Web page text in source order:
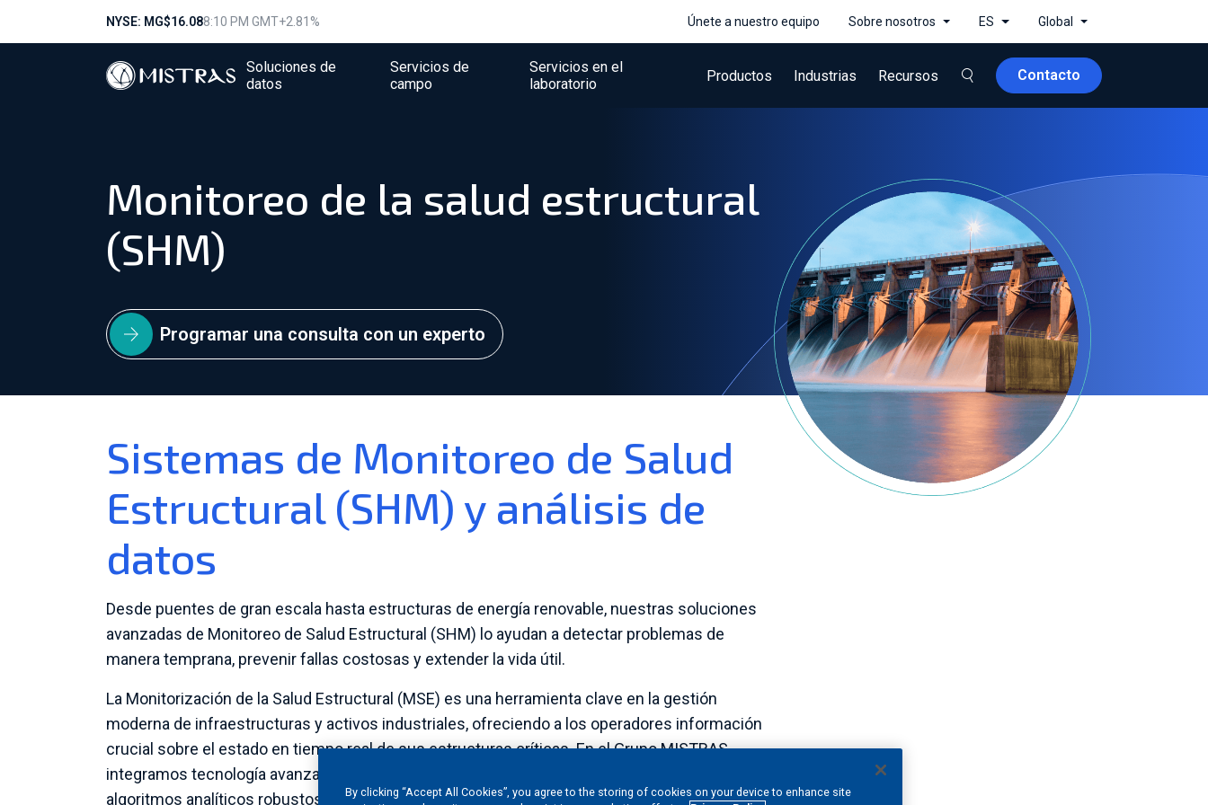
NYSE: MG$16.088:10 PM GMT+2.81% Únete a nuestro equipo Sobre nosotros ES Global
Soluciones de
datos
Servicios de
campo
Servicios en el
laboratorio
Productos Industrias Recursos Contacto
Monitoreo de la salud estructural
(SHM)
Programar una consulta con un experto
Sistemas de Monitoreo de Salud
Estructural (SHM) y análisis de
datos
Desde puentes de gran escala hasta estructuras de energía renovable, nuestras soluciones
avanzadas de Monitoreo de Salud Estructural (SHM) lo ayudan a detectar problemas de
manera temprana, prevenir fallas costosas y extender la vida útil.
La Monitorización de la Salud Estructural (MSE) es una herramienta clave en la gestión
moderna de infraestructuras y activos industriales, ofreciendo a los operadores información
crucial sobre el estado en tiempo real de sus estructuras críticas. En el Grupo MISTRAS,
integramos tecnología avanzada de sensores, sistemas de adquisición de datos multicanal,
algoritmos analíticos robustos y estrategias de mantenimiento predictivo para garantizar la
By clicking “Accept All Cookies”, you agree to the storing of cookies on your device to enhance site